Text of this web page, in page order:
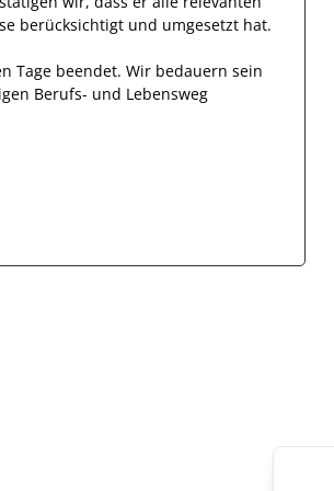
berücksichtigt und umgesetzt hat.
Tage beendet. Wir bedauern sein
Berufs- und Lebensweg